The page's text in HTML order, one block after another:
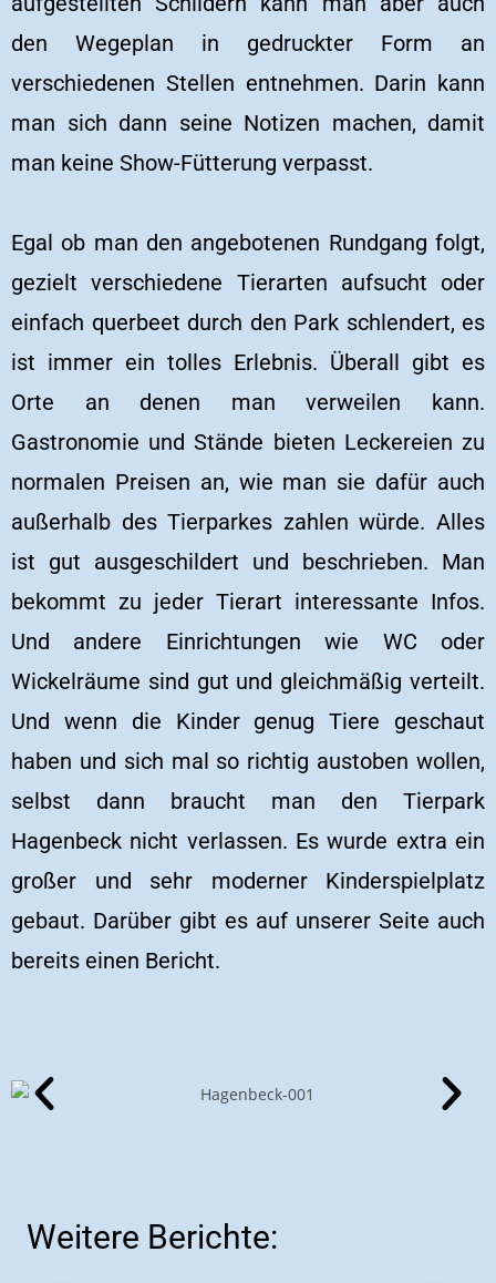
den Wegeplan in gedruckter Form an
verschiedenen Stellen entnehmen. Darin kann
man sich dann seine Notizen machen, damit
man keine Show-Fütterung verpasst.
Egal ob man den angebotenen Rundgang folgt,
gezielt verschiedene Tierarten aufsucht oder
einfach querbeet durch den Park schlendert, es
ist immer ein tolles Erlebnis. Überall gibt es
Orte an denen man verweilen kann.
Gastronomie und Stände bieten Leckereien zu
normalen Preisen an, wie man sie dafür auch
außerhalb des Tierparkes zahlen würde. Alles
ist gut ausgeschildert und beschrieben. Man
bekommt zu jeder Tierart interessante Infos.
Und andere Einrichtungen wie WC oder
Wickelräume sind gut und gleichmäßig verteilt.
Und wenn die Kinder genug Tiere geschaut
haben und sich mal so richtig austoben wollen,
selbst dann braucht man den Tierpark
Hagenbeck nicht verlassen. Es wurde extra ein
großer und sehr moderner Kinderspielplatz
gebaut. Darüber gibt es auf unserer Seite auch
bereits einen Bericht.
Weitere Berichte: